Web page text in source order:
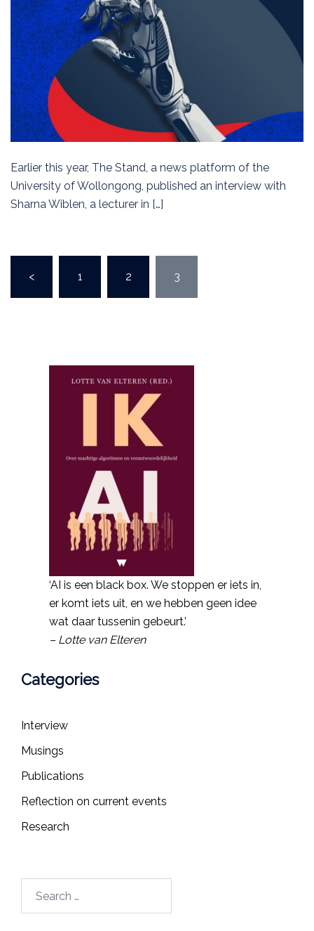
Earlier this year, The Stand, a news platform of the
University of Wollongong, published an interview with
Sharna Wiblen, a lecturer in […]
pagination
< 1 2 3
‘AI is een black box. We stoppen er iets in,
er komt iets uit, en we hebben geen idee
wat daar tussenin gebeurt.’
– Lotte van Elteren
Categories
Interview
Musings
Publications
Reflection on current events
Research